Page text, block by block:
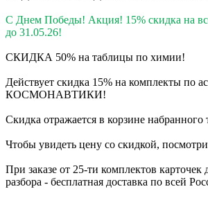
С Днем Победы! Акция! 15% скидка на
до 31.05.26!
СКИДКА 50% на таблицы по химии!
Действует скидка 15% на комплекты по
КОСМОНАВТИКИ!
Скидка отражается в корзине набранного
Чтобы увидеть цену со скидкой,
При заказе от 25-ти комплектов карточек
разбора - бесплатная доставка по всей